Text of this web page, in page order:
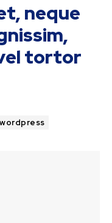
neque
tortor
wordpress